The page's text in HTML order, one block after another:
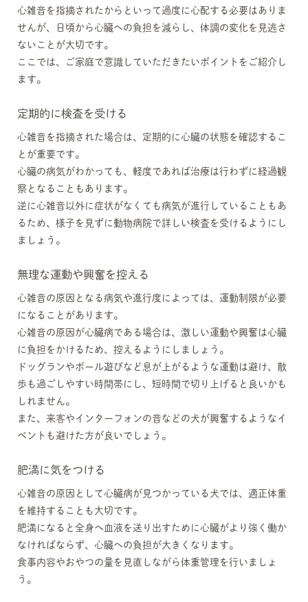
心雑音を指摘されたからといって過度に心配する必要はありま
せんが、日頃から心臓への負担を減らし、体調の変化を見逃さ
ないことが大切です。
ここでは、ご家庭で意識していただきたいポイントをご紹介し
ます。
定期的に検査を受ける
心雑音を指摘された場合は、定期的に心臓の状態を確認するこ
とが重要です。
心臓の病気がわかっても、軽度であれば治療は行わずに経過観
察となることもあります。
逆に心雑音以外に症状がなくても病気が進行していることもあ
るため、様子を見ずに動物病院で詳しい検査を受けるようにし
ましょう。
無理な運動や興奮を控える
心雑音の原因となる病気や進行度によっては、運動制限が必要
になることがあります。
心雑音の原因が心臓病である場合は、激しい運動や興奮は心臓
に負担をかけるため、控えるようにしましょう。
ドッグランやボール遊びなど息が上がるような運動は避け、散
歩も過ごしやすい時間帯にし、短時間で切り上げると良いかも
しれません。
また、来客やインターフォンの音などの犬が興奮するようなイ
ベントも避けた方が良いでしょう。
肥満に気をつける
心雑音の原因として心臓病が見つかっている犬では、適正体重
を維持することも大切です。
肥満になると全身へ血液を送り出すために心臓がより強く働か
なければならず、心臓への負担が大きくなります。
食事内容やおやつの量を見直しながら体重管理を行いましょ
う。